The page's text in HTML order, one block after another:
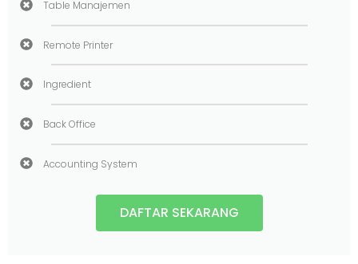
Table Manajemen
Remote Printer
Ingredient
Back Office
Accounting System
DAFTAR SEKARANG